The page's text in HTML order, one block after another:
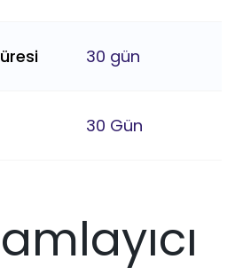
30 gün
30 Gün